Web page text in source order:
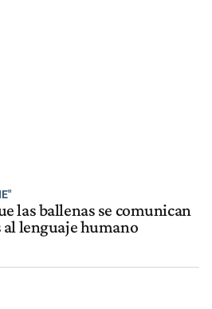
las ballenas se comunican
lenguaje humano